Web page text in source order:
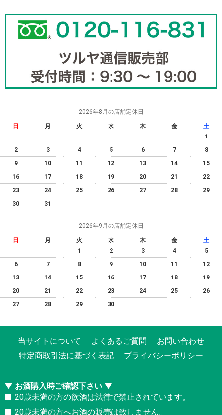
2026年8月の店舗定休日
日 月 火 水 木 金
土
1
2
3 4 5 6 7
8
9
10 11 12 13 14
15
16
17 18 19 20 21
22
23
24 25 26 27 28
29
30
31
2026年9月の店舗定休日
日 月 火 水 木 金
土
1
2 3 4
5
6
7 8 9 10 11
12
13
14 15 16 17 18
19
20
21 22 23 24 25
26
27
28 29 30
当サイトについて よくあるご質問
お問い合わせ
特定商取引法に基づく表記
プライバシーポリシー
お酒購入時ご確認下さい
20歳未満の方の飲酒は法律で禁止されています。
20歳未満の方へお酒の販売は致しません。